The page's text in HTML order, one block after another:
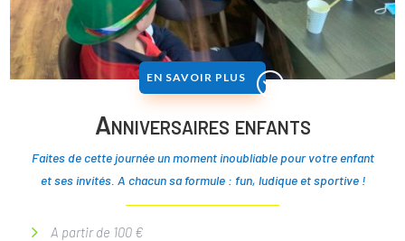
EN SAVOIR PLUS
Anniversaires enfants
Faites de cette journée un moment inoubliable pour votre enfant
et ses invités. A chacun sa formule : fun, ludique et sportive !
A partir de 100 €